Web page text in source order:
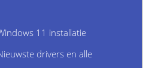
11 installatie
drivers en alle